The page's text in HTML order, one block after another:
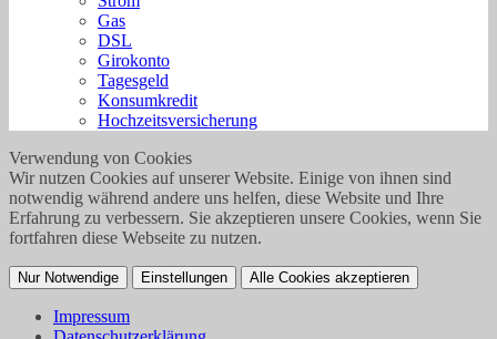
Gas
DSL
Girokonto
Tagesgeld
Konsumkredit
Hochzeitsversicherung
Verwendung von Cookies
Wir nutzen Cookies auf unserer Website. Einige von ihnen sind
notwendig während andere uns helfen, diese Website und Ihre
Erfahrung zu verbessern. Sie akzeptieren unsere Cookies, wenn Sie
fortfahren diese Webseite zu nutzen.
Nur Notwendige Einstellungen Alle Cookies akzeptieren
Impressum